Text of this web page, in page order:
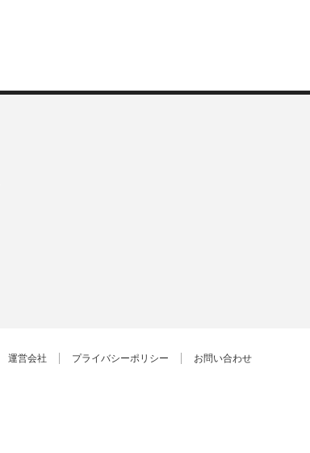
運営会社 プライバシーポリシー お問い合わせ